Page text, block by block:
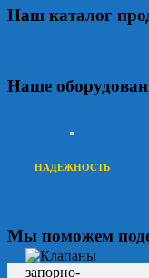
Наш каталог
Наше
НАДЕЖНОСТЬ
Мы поможем